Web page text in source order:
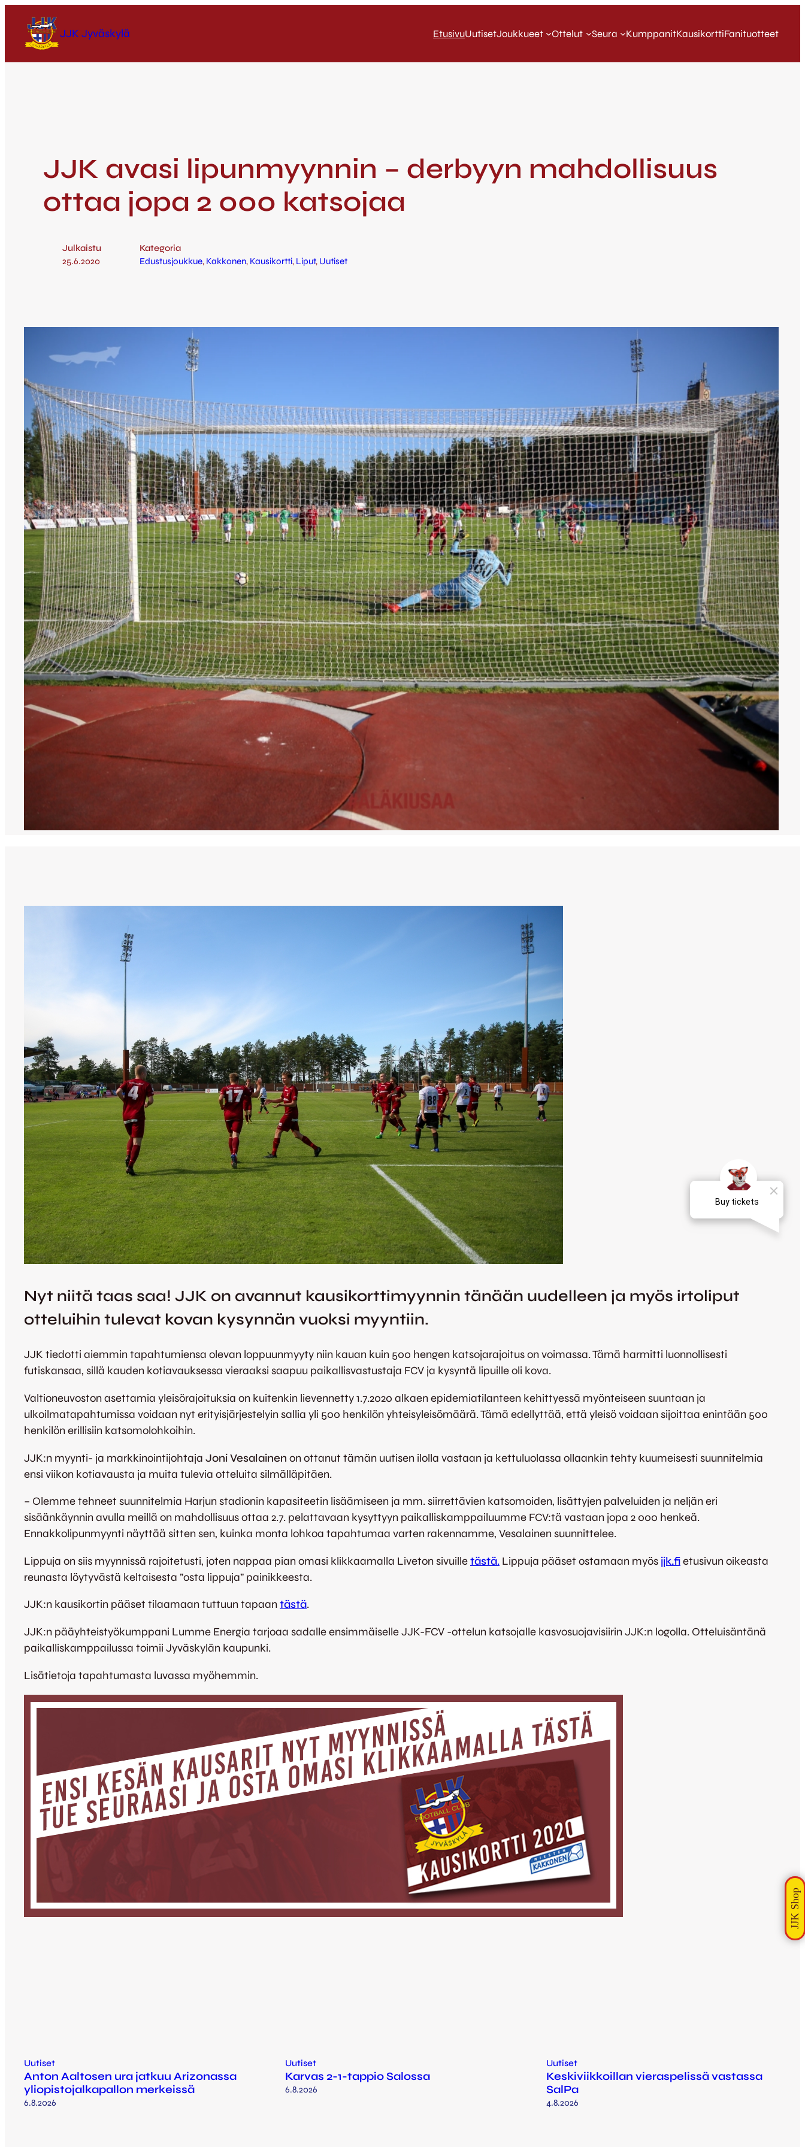
JJK Jyväskylä EtusivuUutisetJoukkueet Ottelut Seura KumppanitKausikorttiFanituotteet
JJK avasi lipunmyynnin – derbyyn mahdollisuus
ottaa jopa 2 000 katsojaa
Julkaistu
25.6.2020
Kategoria
Edustusjoukkue, Kakkonen, Kausikortti, Liput, Uutiset
Nyt niitä taas saa! JJK on avannut kausikorttimyynnin tänään uudelleen ja myös irtoliput
otteluihin tulevat kovan kysynnän vuoksi myyntiin.
JJK tiedotti aiemmin tapahtumiensa olevan loppuunmyyty niin kauan kuin 500 hengen katsojarajoitus on voimassa. Tämä harmitti luonnollisesti
futiskansaa, sillä kauden kotiavauksessa vieraaksi saapuu paikallisvastustaja FCV ja kysyntä lipuille oli kova.
Valtioneuvoston asettamia yleisörajoituksia on kuitenkin lievennetty 1.7.2020 alkaen epidemiatilanteen kehittyessä myönteiseen suuntaan ja
ulkoilmatapahtumissa voidaan nyt erityisjärjestelyin sallia yli 500 henkilön yhteisyleisömäärä. Tämä edellyttää, että yleisö voidaan sijoittaa enintään 500
henkilön erillisiin katsomolohkoihin.
JJK:n myynti- ja markkinointijohtaja Joni Vesalainen on ottanut tämän uutisen ilolla vastaan ja kettuluolassa ollaankin tehty kuumeisesti suunnitelmia
ensi viikon kotiavausta ja muita tulevia otteluita silmälläpitäen.
– Olemme tehneet suunnitelmia Harjun stadionin kapasiteetin lisäämiseen ja mm. siirrettävien katsomoiden, lisättyjen palveluiden ja neljän eri
sisäänkäynnin avulla meillä on mahdollisuus ottaa 2.7. pelattavaan kysyttyyn paikalliskamppailuumme FCV:tä vastaan jopa 2 000 henkeä.
Ennakkolipunmyynti näyttää sitten sen, kuinka monta lohkoa tapahtumaa varten rakennamme, Vesalainen suunnittelee.
Lippuja on siis myynnissä rajoitetusti, joten nappaa pian omasi klikkaamalla Liveton sivuilletästä. Lippuja pääset ostamaan myös jjk.fietusivun oikeasta
reunasta löytyvästä keltaisesta ”osta lippuja” painikkeesta.
JJK:n kausikortin pääset tilaamaan tuttuun tapaantästä.
JJK:n pääyhteistyökumppani Lumme Energia tarjoaa sadalle ensimmäiselle JJK-FCV -ottelun katsojalle kasvosuojavisiirin JJK:n logolla. Otteluisäntänä
paikalliskamppailussa toimii Jyväskylän kaupunki.
Lisätietoja tapahtumasta luvassa myöhemmin.
Uutiset
Anton Aaltosen ura jatkuu Arizonassa
yliopistojalkapallon merkeissä
6.8.2026
Uutiset
Karvas 2-1-tappio Salossa
6.8.2026
Uutiset
Keskiviikkoillan vieraspelissä vastassa
SalPa
4.8.2026